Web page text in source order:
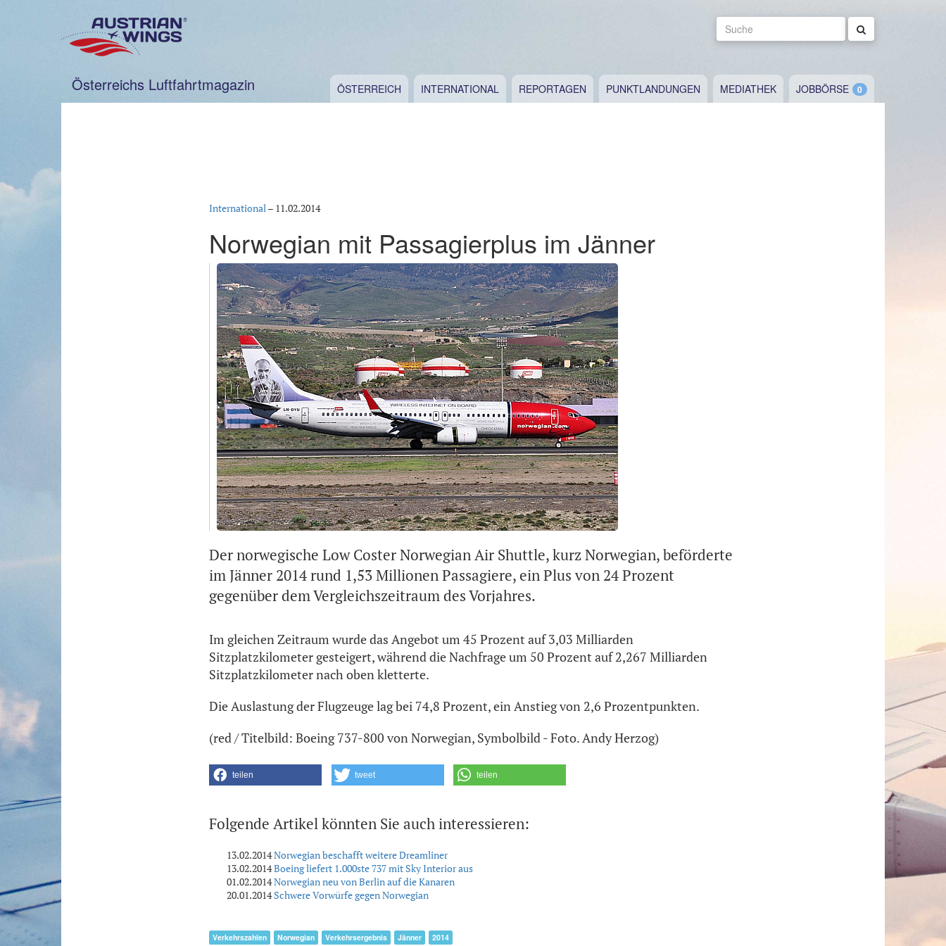
Suche
Österreichs Luftfahrtmagazin ÖSTERREICH INTERNATIONAL REPORTAGEN PUNKTLANDUNGEN MEDIATHEK JOBBÖRSE
International– 11.02.2014
Norwegian mit Passagierplus im Jänner
Der norwegische Low Coster Norwegian Air Shuttle, kurz Norwegian, beförderte
im Jänner 2014 rund 1,53 Millionen Passagiere, ein Plus von 24 Prozent
gegenüber dem Vergleichszeitraum des Vorjahres.
Im gleichen Zeitraum wurde das Angebot um 45 Prozent auf 3,03 Milliarden
Sitzplatzkilometer gesteigert, während die Nachfrage um 50 Prozent auf 2,267 Milliarden
Sitzplatzkilometer nach oben kletterte.
Die Auslastung der Flugzeuge lag bei 74,8 Prozent, ein Anstieg von 2,6 Prozentpunkten.
(red / Titelbild: Boeing 737-800 von Norwegian, Symbolbild - Foto. Andy Herzog)
teilen tweet teilen
Folgende Artikel könnten Sie auch interessieren:
13.02.2014Norwegian beschafft weitere Dreamliner
13.02.2014Boeing liefert 1.000ste 737 mit Sky Interior aus
01.02.2014Norwegian neu von Berlin auf die Kanaren
20.01.2014Schwere Vorwürfe gegen Norwegian
Verkehrszahlen Norwegian Verkehrsergebnis Jänner 2014